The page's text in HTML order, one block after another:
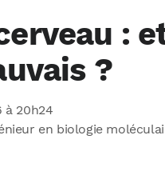
:
?
à 20h24
en biologie